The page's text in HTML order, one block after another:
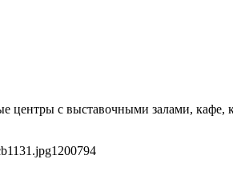
центры с выставочными залами, кафе,
1200794